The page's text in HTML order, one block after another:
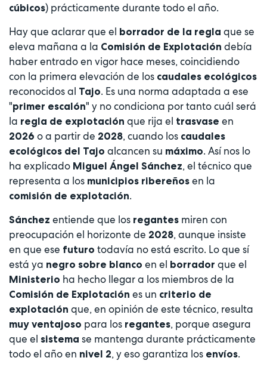
cúbicos) prácticamente durante todo el año.
Hay que aclarar que el borrador de la regla que se
eleva mañana a la Comisión de Explotación debía
haber entrado en vigor hace meses, coincidiendo
con la primera elevación de los caudales ecológicos
reconocidos al Tajo. Es una norma adaptada a ese
"primer escalón" y no condiciona por tanto cuál será
la regla de explotación que rija el trasvase en
2026 o a partir de 2028, cuando los caudales
ecológicos del Tajo alcancen su máximo. Así nos lo
ha explicado Miguel Ángel Sánchez, el técnico que
representa a los municipios ribereños en la
comisión de explotación.
Sánchez entiende que los regantes miren con
preocupación el horizonte de 2028, aunque insiste
en que ese futuro todavía no está escrito. Lo que sí
está ya negro sobre blanco en el borrador que el
Ministerio ha hecho llegar a los miembros de la
Comisión de Explotación es un criterio de
explotación que, en opinión de este técnico, resulta
muy ventajoso para los regantes, porque asegura
que el sistema se mantenga durante prácticamente
todo el año en nivel 2, y eso garantiza los envíos.